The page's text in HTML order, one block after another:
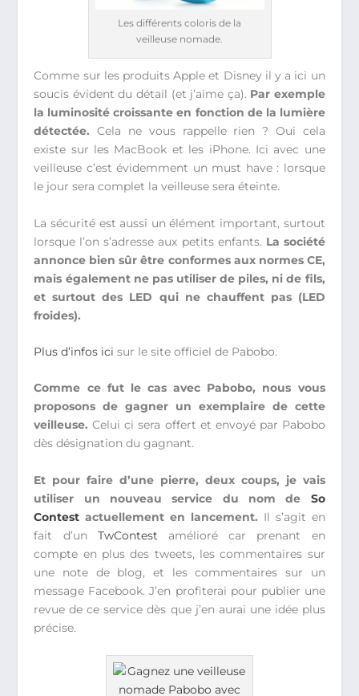
Les différents coloris de la
veilleuse nomade.
Comme sur les produits Apple et Disney il y a ici un
soucis évident du détail (et j’aime ça). Par exemple
la luminosité croissante en fonction de la lumière
détectée. Cela ne vous rappelle rien ? Oui cela
existe sur les MacBook et les iPhone. Ici avec une
veilleuse c’est évidemment un must have : lorsque
le jour sera complet la veilleuse sera éteinte.
La sécurité est aussi un élément important, surtout
lorsque l’on s’adresse aux petits enfants. La société
annonce bien sûr être conformes aux normes CE,
mais également ne pas utiliser de piles, ni de fils,
et surtout des LED qui ne chauffent pas (LED
froides).
Plus d’infos ici sur le site officiel de Pabobo.
Comme ce fut le cas avec Pabobo, nous vous
proposons de gagner un exemplaire de cette
veilleuse. Celui ci sera offert et envoyé par Pabobo
dès désignation du gagnant.
Et pour faire d’une pierre, deux coups, je vais
utiliser un nouveau service du nom de So
Contest actuellement en lancement. Il s’agit en
fait d’un TwContest amélioré car prenant en
compte en plus des tweets, les commentaires sur
une note de blog, et les commentaires sur un
message Facebook. J’en profiterai pour publier une
revue de ce service dès que j’en aurai une idée plus
précise.